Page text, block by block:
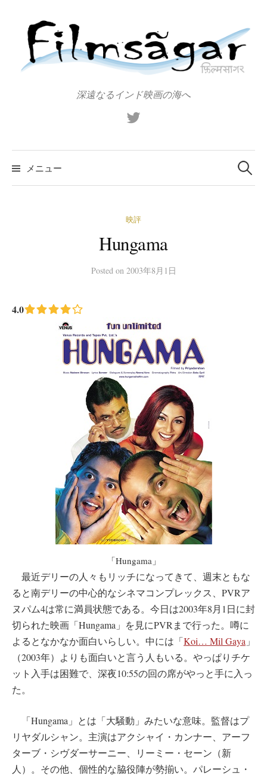
プ
深遠なるインド映画の海へ
メニュー
検
索:
映評
Hungama
Posted on 2003年8月1日
4.0
「Hungama」
最近デリーの人々もリッチになってきて、週末ともな
ると南デリーの中心的なシネマコンプレックス、PVRア
ヌパム4は常に満員状態である。今日は2003年8月1日に封
切られた映画「Hungama」を見にPVRまで行った。噂に
よるとなかなか面白いらしい。中には「Koi… Mil Gaya 」
（2003年）よりも面白いと言う人もいる。やっぱりチケ
ット入手は困難で、深夜10:55の回の席がやっと手に入っ
た。
「Hungama」とは「大騒動」みたいな意味。監督はプ
リヤダルシャン。主演はアクシャイ・カンナー、アーフ
ターブ・シヴダーサーニー、リーミー・セーン（新
人）。その他、個性的な脇役陣が勢揃い。パレーシュ・